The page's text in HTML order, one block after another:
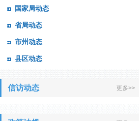
国家局动态
省局动态
市州动态
县区动态
信访动态 更多>>